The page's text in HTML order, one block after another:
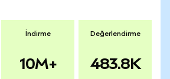
İndirme
10M+
Değerlendirme
483.8K